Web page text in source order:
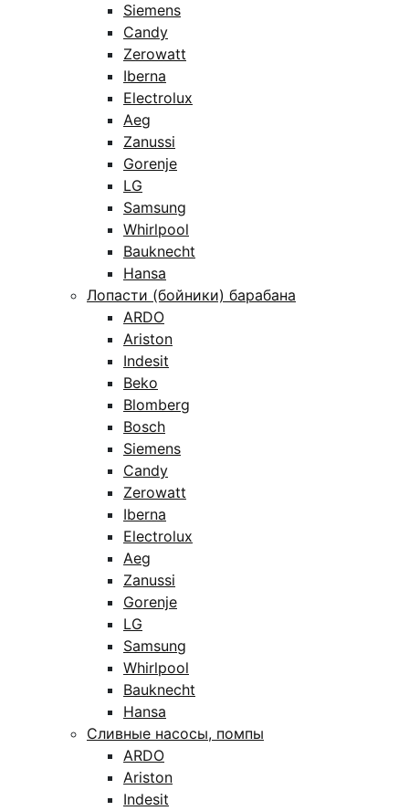
Siemens
Candy
Zerowatt
Iberna
Electrolux
Aeg
Zanussi
Gorenje
LG
Samsung
Whirlpool
Bauknecht
Hansa
Лопасти (бойники) барабана
ARDO
Ariston
Indesit
Beko
Blomberg
Bosch
Siemens
Candy
Zerowatt
Iberna
Electrolux
Aeg
Zanussi
Gorenje
LG
Samsung
Whirlpool
Bauknecht
Hansa
Сливные насосы, помпы
ARDO
Ariston
Indesit